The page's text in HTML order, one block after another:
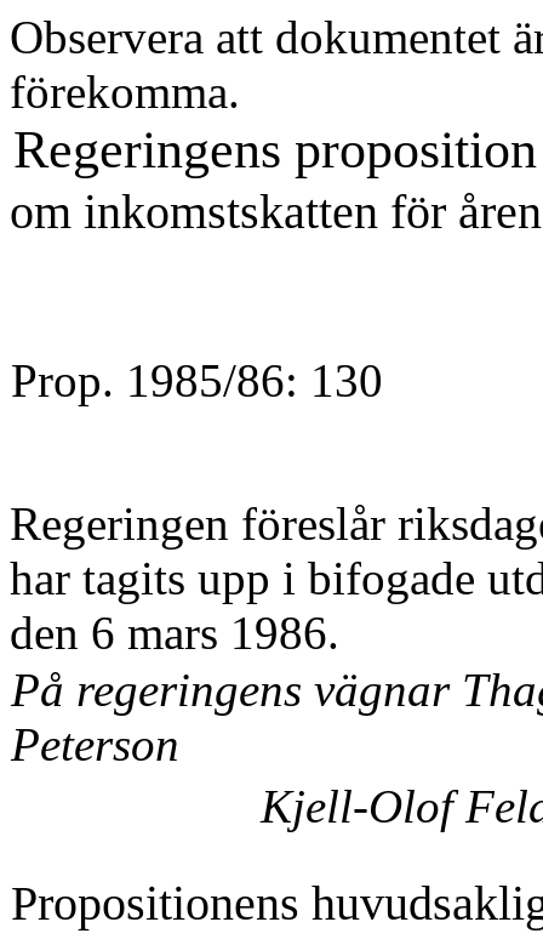
Observera att dokumentet
förekomma.
Regeringens
om inkomstskatten för
Prop. 1985/86: 130
Regeringen föreslår
har tagits upp i bifogade
den 6 mars 1986.
På regeringens vägnar
Peterson
Kjell-Olof
Propositionens